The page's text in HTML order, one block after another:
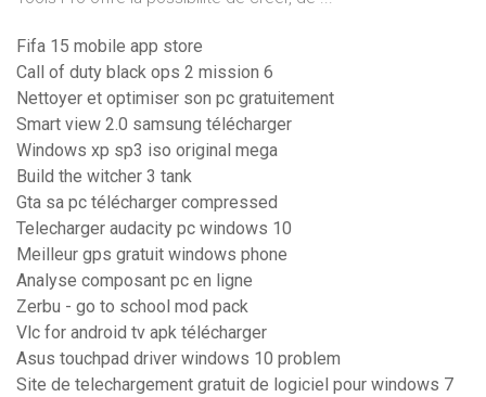
Fifa 15 mobile app store
Call of duty black ops 2 mission 6
Nettoyer et optimiser son pc gratuitement
Smart view 2.0 samsung télécharger
Windows xp sp3 iso original mega
Build the witcher 3 tank
Gta sa pc télécharger compressed
Telecharger audacity pc windows 10
Meilleur gps gratuit windows phone
Analyse composant pc en ligne
Zerbu - go to school mod pack
Vlc for android tv apk télécharger
Asus touchpad driver windows 10 problem
Site de telechargement gratuit de logiciel pour windows 7